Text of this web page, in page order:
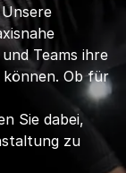
Teams ihre
können. Ob für
Sie dabei,
zu